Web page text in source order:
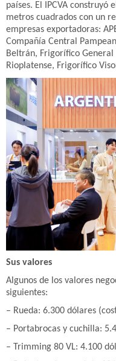
países. El IPCVA construyó
metros cuadrados con un
empresas exportadoras:
Compañía Central
Beltrán, Frigorífico
Rioplatense, Frigorífico
Sus valores
Algunos de los valores
siguientes:
– Rueda: 6.300 dólares
– Portabrocas y cuchilla:
– Trimming 80 VL: 4.100